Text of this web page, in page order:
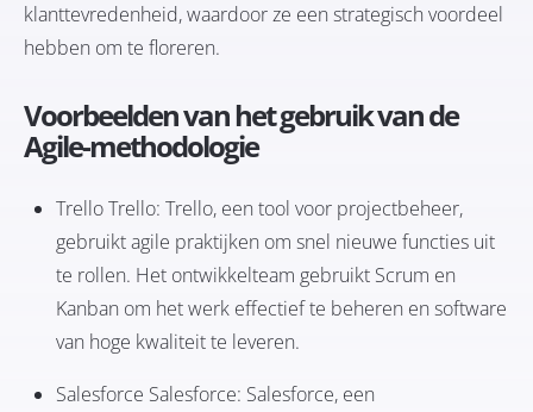
klanttevredenheid, waardoor ze een strategisch voordeel
hebben om te floreren.
Voorbeelden van het gebruik van de
Agile-methodologie
TrelloTrello: Trello, een tool voor projectbeheer,
gebruikt agile praktijken om snel nieuwe functies uit
te rollen. Het ontwikkelteam gebruikt Scrum en
Kanban om het werk effectief te beheren en software
van hoge kwaliteit te leveren.
Salesforce Salesforce: Salesforce, een